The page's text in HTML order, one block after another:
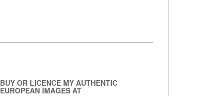
BUY OR LICENCE MY AUTHENTIC
EUROPEAN IMAGES AT